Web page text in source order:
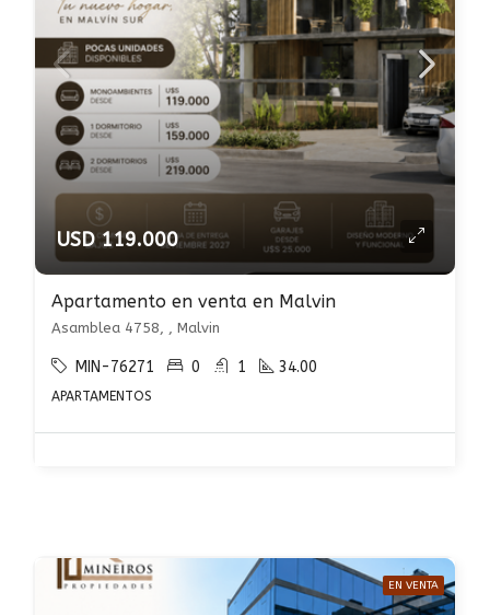
USD 119.000
Apartamento en venta en Malvin
Asamblea 4758, , Malvin
MIN-76271 0 1 34.00
APARTAMENTOS
EN VENTA